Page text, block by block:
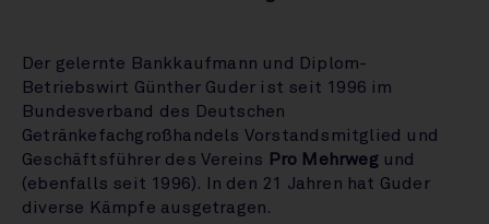
Der gelernte Bankkaufmann und Diplom-
Betriebswirt Günther Guder ist seit 1996 im
Bundesverband des Deutschen
Getränkefachgroßhandels Vorstandsmitglied und
Geschäftsführer des Vereins Pro Mehrwegund
(ebenfalls seit 1996). In den 21 Jahren hat Guder
diverse Kämpfe ausgetragen.